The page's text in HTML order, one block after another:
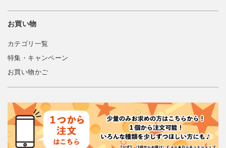
お買い物
カテゴリ一覧
特集・キャンペーン
お買い物かご